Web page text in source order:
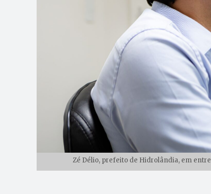
Zé Délio, prefeito de Hidrolândia, em